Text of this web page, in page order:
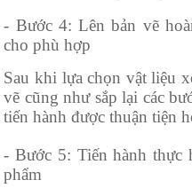
- Bước 4: Lên bản vẽ
cho phù hợp
Sau khi lựa chọn vật liệu
vẽ cũng như sắp lại các
tiến hành được thuận tiện
- Bước 5: Tiến hành thực
phẩm